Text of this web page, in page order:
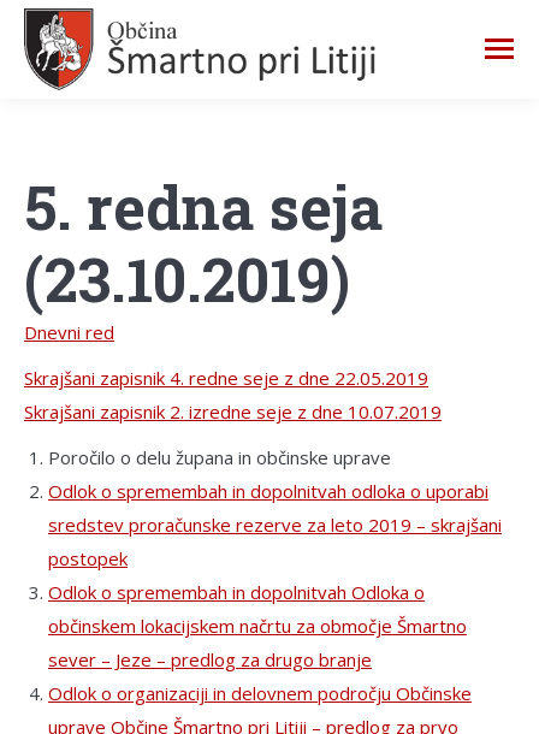
5. redna seja
(23.10.2019)
Dnevni red
Skrajšani zapisnik 4. redne seje z dne 22.05.2019
Skrajšani zapisnik 2. izredne seje z dne 10.07.2019
Poročilo o delu župana in občinske uprave
Odlok o spremembah in dopolnitvah odloka o uporabi
sredstev proračunske rezerve za leto 2019 – skrajšani
postopek
Odlok o spremembah in dopolnitvah Odloka o
občinskem lokacijskem načrtu za območje Šmartno
sever – Jeze – predlog za drugo branje
Odlok o organizaciji in delovnem področju Občinske
uprave Občine Šmartno pri Litiji – predlog za prvo